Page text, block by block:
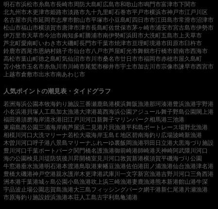
明石市浜松市糸島市長崎市周防大島町広島市和歌山市鳴門市富津市下関市
北九州市木更津市姫路市淡路市九十九里町石巻市平戸市横浜市神戸市江戸川区
名古屋市呉市延岡市志摩市館山市平塚市小豆島町四日市市江田島市常滑市沼津市
松山市福山市横須賀市唐津市津市長島町佐世保市茅ヶ崎市浦安市宮古島市伊勢市
伊万里市天草市今治市南知多町勝浦市南伊勢町浜田市大洗町五島市 上天草市
芦北町愛南町いわき市大磯町長門市千葉市焼津市亘理町境港市田原市臼杵市
鈴鹿市西尾市恩納村銚子市仙台市八戸市芦屋町光市舞鶴市行橋市碧南市西海市
高松市葉山町徳之島町気仙沼市市川市桑名市廿日市市福岡市赤穂市屋久島町
苫小牧市玉名市糸魚川市 川崎市尾鷲市柳井市宇土市加古川市宗像市諫早市西宮市
上越市倉敷市出水市南あわじ市
人気ポイントの潮見表・タイドグラフ
若洲海浜公園本牧海釣り施設三番瀬 鹿島港横浜舞阪漁港那珂湊港豊浜漁港宇野港
小名浜港 貝塚人工島加太漁港大津港葛西海浜公園アジュール舞子野島公園閖上港
福田港須磨海岸清水港 旧江戸川河口 新舞子マリンパーク相馬港三池港
東扇島西公園三浦海岸南芦屋浜二見港 片貝漁港平和島ボートレース場野北漁港
相模川河口 大洗マリーナ若松大蔵海岸玉島Ｅ地区碧南海釣り広場波崎新漁港
木曽川河口呼子港 八景島マリーナふれーゆ裏飯岡漁港羽田 日立港大黒海づり施設
豊川河口千葉ポートパーク関門橋名護漁港御前崎港師崎港天神崎阿武隈川河口
海の公園検見川堤防筑後川昇開橋室見川河口敦賀新港横須賀平磯海づり公園
牛窓港垂水漁港明石港本渡港鳥取港東幡豆漁港佐伯港田ノ浦漁港仙台漁港津名港
豊橋大磯港神戸空港親水護岸木更津港武庫川一文字新宮漁港吉野川河口 三角西港
洲本港千葉港城ヶ島公園小島漁港吹上浜三崎漁港妻鹿漁港熊本新港館山港牛深
宇品波止場公園志賀島漁港大三島フィッシングパーク網干港新仁尾港 片瀬漁港
市原海釣り施設姪浜漁港本荘人工島古宇利島亀浦港